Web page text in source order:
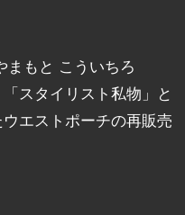
まもと こういちろ
スタイリスト私物」と
エストポーチの再販売